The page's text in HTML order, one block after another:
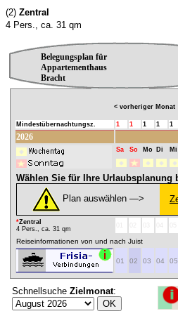
(2) Zentral
4 Pers., ca. 31 qm
Belegungsplan für
Appartementhaus
Bracht
< vorheriger Monat
Mindestübernachtungsz. 1 1 1 1 1
2026
Sa So Mo Di Mi
Wählen Sie für Ihre Urlaubsplanung
Plan auswählen ―>
*Zentral
4 Pers., ca. 31 qm
Reiseinformationen von und nach Juist
01 02 03 04 05
Schnellsuche Zielmonat: